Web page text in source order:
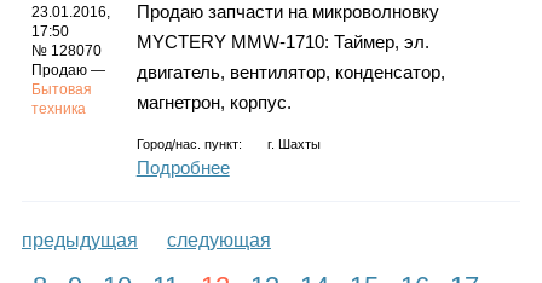
23.01.2016,
17:50
№ 128070
Продаю —
Бытовая
техника
Продаю запчасти на микроволновку
MYCTERY MMW-1710: Таймер, эл.
двигатель, вентилятор, конденсатор,
магнетрон, корпус.
Город/нас. пункт: г. Шахты
Подробнее
предыдущая следующая